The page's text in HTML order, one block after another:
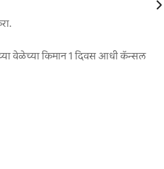
वेळेच्या किमान 1 दिवस आधी कॅन्सल